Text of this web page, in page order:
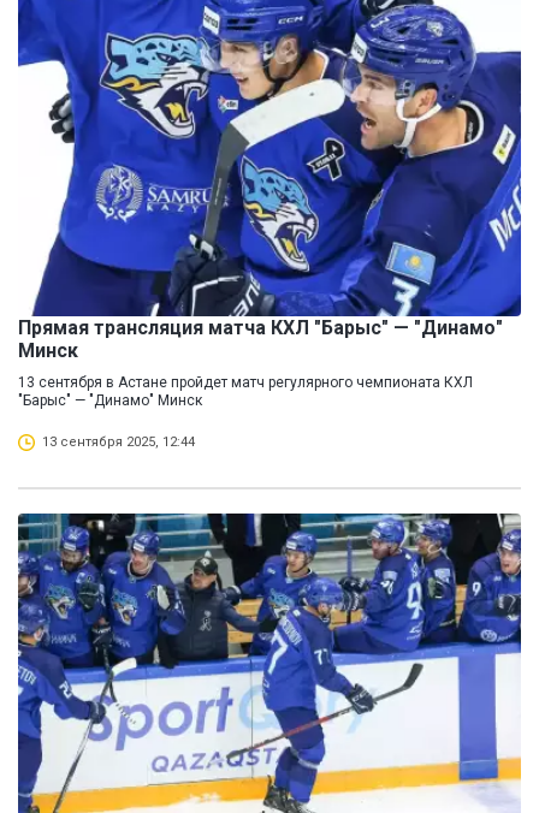
Прямая трансляция матча КХЛ "Барыс" — "Динамо"
Минск
13 сентября в Астане пройдет матч регулярного чемпионата КХЛ
"Барыс" — "Динамо" Минск
13 сентября 2025, 12:44